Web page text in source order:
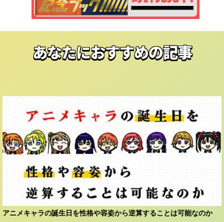
あなたにおすすめの記事
アニメキャラの誕生日を性格や容姿から逆算することは可能なのか